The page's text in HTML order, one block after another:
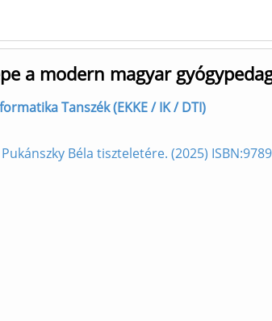
a modern magyar
Tanszék (EKKE / IK / DTI)
Béla tiszteletére. (2025)